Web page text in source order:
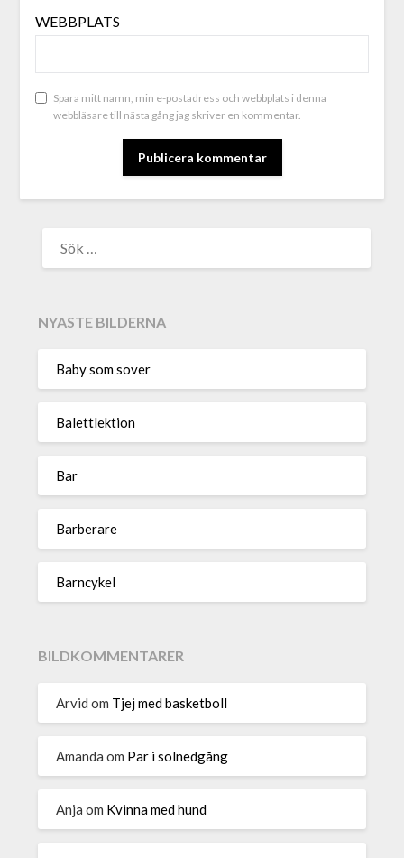
WEBBPLATS
Spara mitt namn, min e-postadress och webbplats i denna
webbläsare till nästa gång jag skriver en kommentar.
ALTERNATIVE:
NYASTE BILDERNA
Baby som sover
Balettlektion
Bar
Barberare
Barncykel
BILDKOMMENTARER
Arvid om Tjej med basketboll
Amanda om Par i solnedgång
Anja om Kvinna med hund